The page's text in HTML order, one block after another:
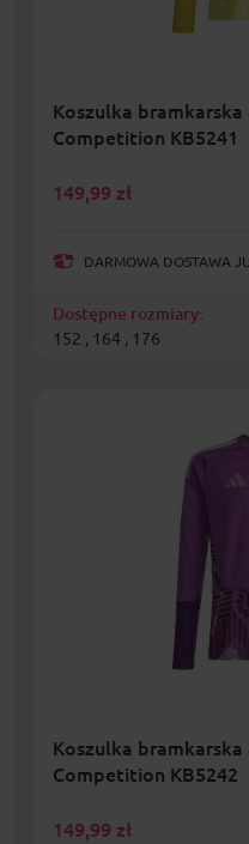
Koszulka
Competition KB5241
149,99 zł
DARMOWA DOSTAWA
Dostępne rozmiary:
152 , 164 , 176
Koszulka
Competition KB5242
149,99 zł